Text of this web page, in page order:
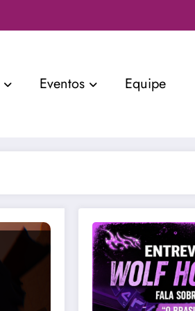
Eventos Equipe